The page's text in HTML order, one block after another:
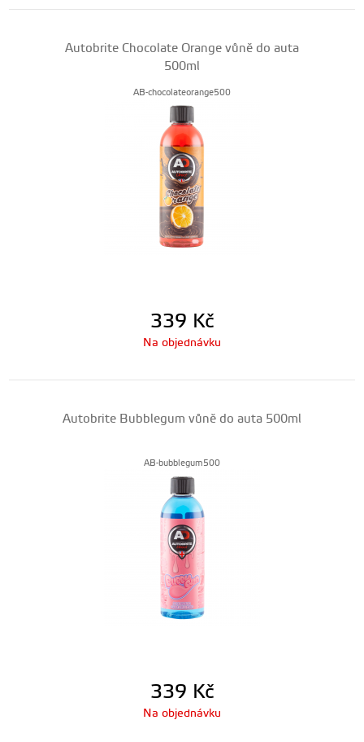
Autobrite Chocolate Orange vůně do auta
500ml
AB-chocolateorange500
339 Kč
Na objednávku
Autobrite Bubblegum vůně do auta 500ml
AB-bubblegum500
339 Kč
Na objednávku